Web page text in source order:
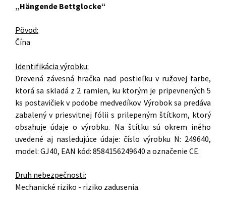
„Hängende Bettglocke“
Pôvod:
Čína
Identifikácia výrobku:
Drevená závesná hračka nad postieľku v ružovej farbe,
ktorá sa skladá z 2 ramien, ku ktorým je pripevnených 5
ks postavičiek v podobe medvedíkov. Výrobok sa predáva
zabalený v priesvitnej fólii s prilepeným štítkom, ktorý
obsahuje údaje o výrobku. Na štítku sú okrem iného
uvedené aj nasledujúce údaje: číslo výrobku N: 249640,
model: GJ40, EAN kód: 8584156249640 a označenie CE.
Druh nebezpečnosti:
Mechanické riziko - riziko zadusenia.